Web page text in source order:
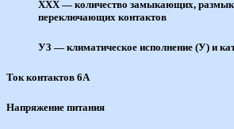
ХХХ — количество замыкающих,
переключающих контактов
У3 — климатическое исполнение (У) и
Ток контактов 6A
Напряжение питания